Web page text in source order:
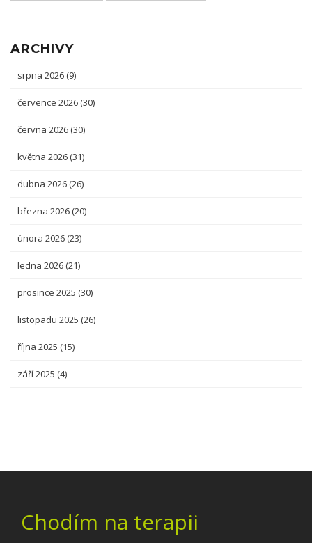
ARCHIVY
srpna 2026 (9)
července 2026 (30)
června 2026 (30)
května 2026 (31)
dubna 2026 (26)
března 2026 (20)
února 2026 (23)
ledna 2026 (21)
prosince 2025 (30)
listopadu 2025 (26)
října 2025 (15)
září 2025 (4)
Chodím na terapii